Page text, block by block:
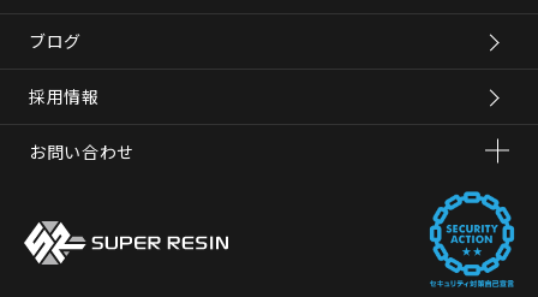
ブログ
採用情報
お問い合わせ